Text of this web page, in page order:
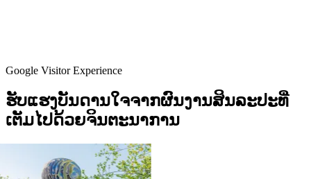
Google Visitor Experience
ຮັບແຮງບັນດານໃຈຈາກຜົນງານສິນລະປະທີ່
ເຕັມໄປດ້ວຍຈິນຕະນາການ